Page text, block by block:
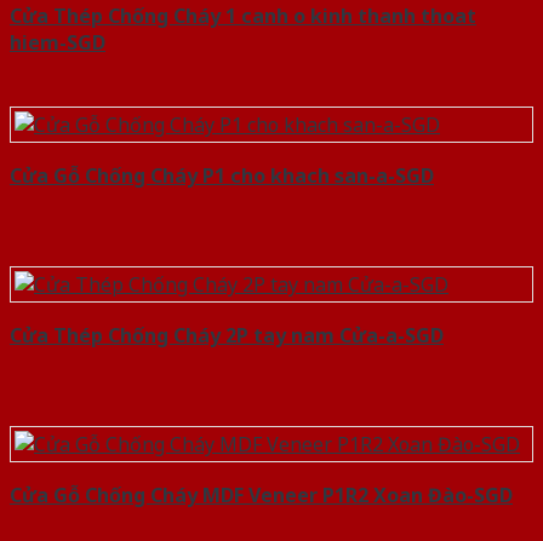
Cửa Thép Chống Cháy 1 canh o kinh thanh thoat
hiem-SGD
Cửa Gỗ Chống Cháy P1 cho khach san-a-SGD
Cửa Thép Chống Cháy 2P tay nam Cửa-a-SGD
Cửa Gỗ Chống Cháy MDF Veneer P1R2 Xoan Đào-SGD